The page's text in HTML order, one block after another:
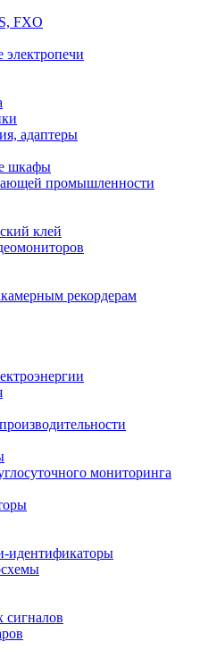
FXO
адаптеры
шкафы
промышленности
клей
рекордерам
мониторинга
идентификаторы
сигналов